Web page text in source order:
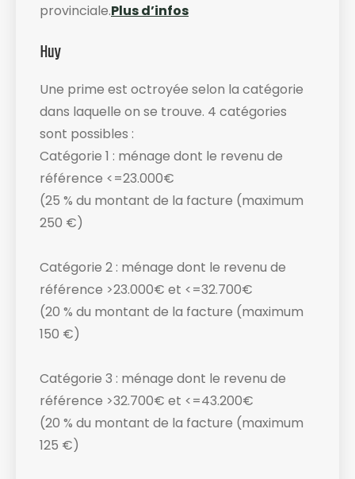
provinciale.Plus d’infos
Huy
Une prime est octroyée selon la catégorie
dans laquelle on se trouve. 4 catégories
sont possibles :
Catégorie 1 : ménage dont le revenu de
référence <=23.000€
(25 % du montant de la facture (maximum
250 €)
Catégorie 2 : ménage dont le revenu de
référence >23.000€ et <=32.700€
(20 % du montant de la facture (maximum
150 €)
Catégorie 3 : ménage dont le revenu de
référence >32.700€ et <=43.200€
(20 % du montant de la facture (maximum
125 €)